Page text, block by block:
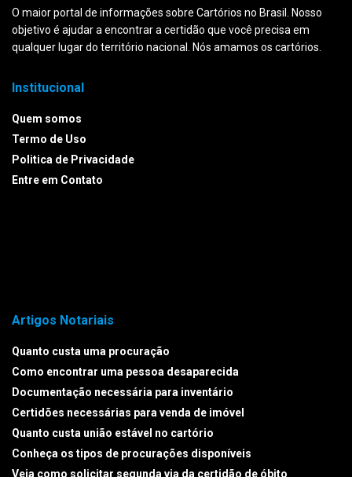
O maior portal de informações sobre Cartórios no Brasil. Nosso
objetivo é ajudar a encontrar a certidão que você precisa em
qualquer lugar do território nacional. Nós amamos os cartórios.
Institucional
Quem somos
Termo de Uso
Politica de Privacidade
Entre em Contato
Artigos Notariais
Quanto custa uma procuração
Como encontrar uma pessoa desaparecida
Documentação necessária para inventário
Certidões necessárias para venda de imóvel
Quanto custa união estável no cartório
Conheça os tipos de procurações disponíveis
Veja como solicitar segunda via da certidão de óbito